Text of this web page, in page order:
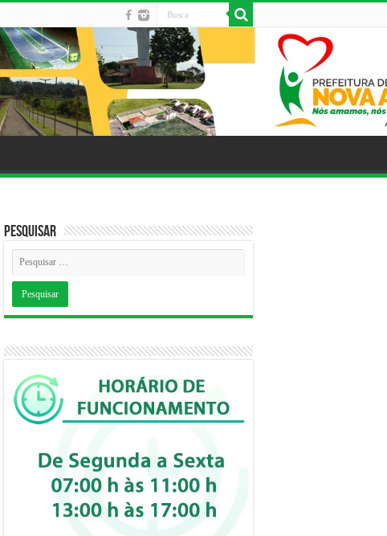
Pesquisar